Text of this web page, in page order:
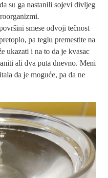
su ga nastanili sojevi divljeg
smese odvoji tečnost
pa teglu premestite na
ukazati i na to da je kvasac
ali dva puta dnevno. Meni
da je moguće, pa da ne